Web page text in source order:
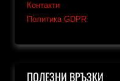
Контакти
Политика GDPR
ПОЛЕЗНИ ВРЪЗКИ